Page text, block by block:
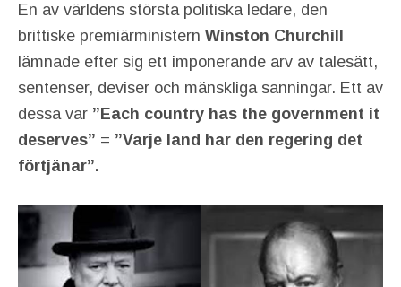
En av världens största politiska ledare, den
brittiske premiärministern Winston Churchill
lämnade efter sig ett imponerande arv av talesätt,
sentenser, deviser och mänskliga sanningar. Ett av
dessa var ”Each country has the government it
deserves” = ”Varje land har den regering det
förtjänar”.